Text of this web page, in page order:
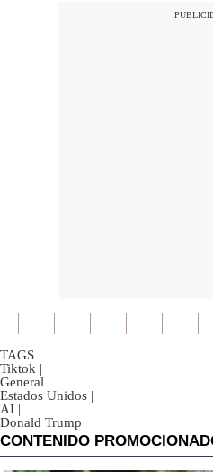
TAGS
Tiktok |
General |
Estados Unidos |
AI |
Donald Trump